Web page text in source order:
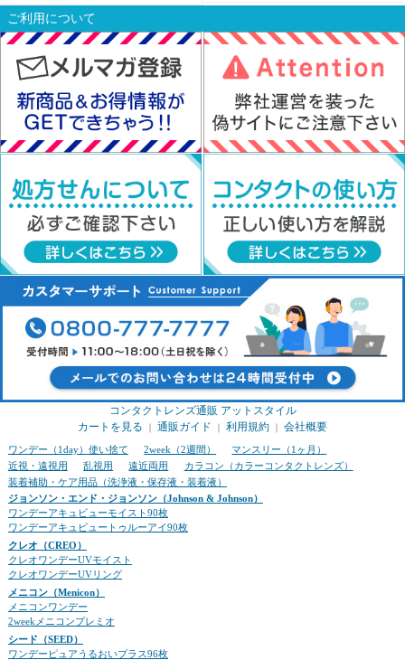
ご利用について
コンタクトレンズ通販 アットスタイル
カートを見る ｜ 通販ガイド ｜ 利用規約 ｜ 会社概要
ワンデー（1day）使い捨て 2week（2週間）
マンスリー（1ヶ月）
近視・遠視用
乱視用 遠近両用
カラコン（カラーコンタクトレンズ）
装着補助・ケア用品（洗浄液・保存液・装着液）
ジョンソン・エンド・ジョンソン（Johnson & Johnson）
ワンデーアキュビューモイスト90枚
ワンデーアキュビュートゥルーアイ90枚
クレオ（CREO）
クレオワンデーUVモイスト
クレオワンデーUVリング
メニコン（Menicon）
メニコンワンデー
2weekメニコンプレミオ
シード（SEED）
ワンデーピュアうるおいプラス96枚